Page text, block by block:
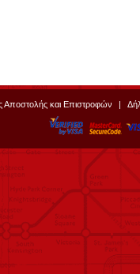
Αποστολής και Επιστροφών |